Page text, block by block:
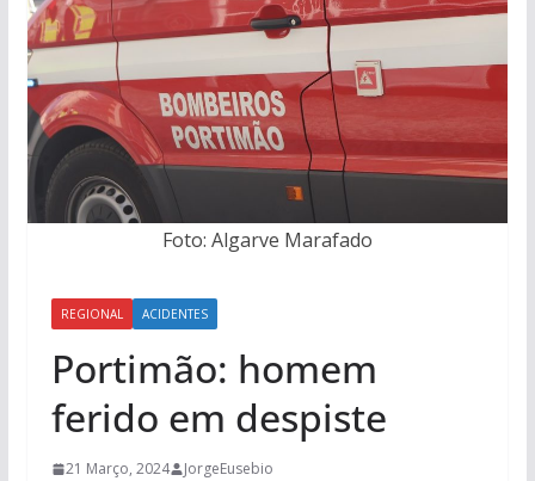
Foto: Algarve Marafado
REGIONAL ACIDENTES
Portimão: homem
ferido em despiste
21 Março, 2024
JorgeEusebio